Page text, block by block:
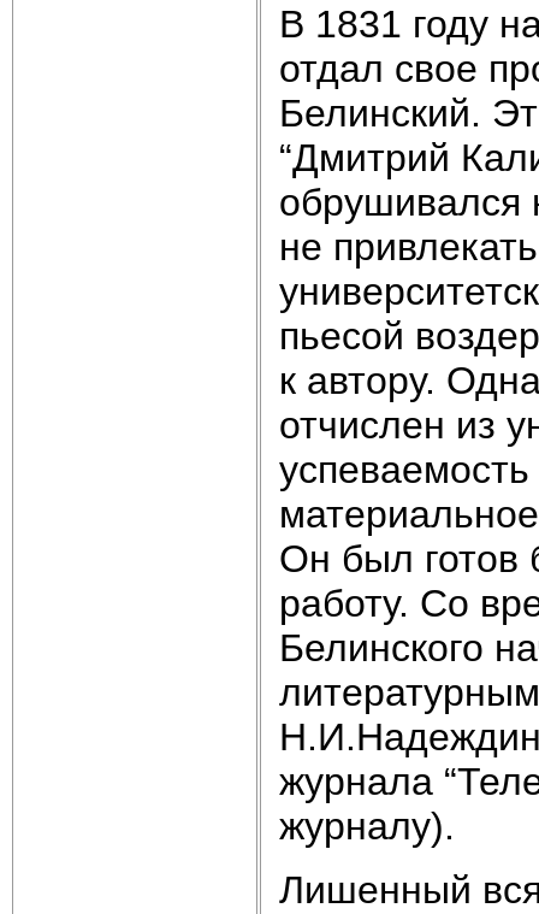
В 1831 году
отдал свое
Белинский.
“Дмитрий
обрушивался
не
пьесой
к автору.
отчислен из
Он был готов
работу. Со
Белинского
журнала
журналу).
Лишенный